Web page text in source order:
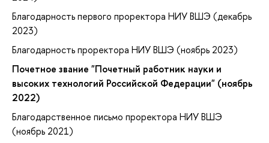
Благодарность первого проректора НИУ ВШЭ (декабрь
2023)
Благодарность проректора НИУ ВШЭ (ноябрь 2023)
Почетное звание "Почетный работник науки и
высоких технологий Российской Федерации" (ноябрь
2022)
Благодарственное письмо проректора НИУ ВШЭ
(ноябрь 2021)